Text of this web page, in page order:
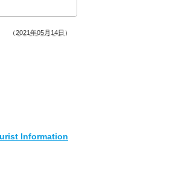
（2021年05月14日 ）
Information